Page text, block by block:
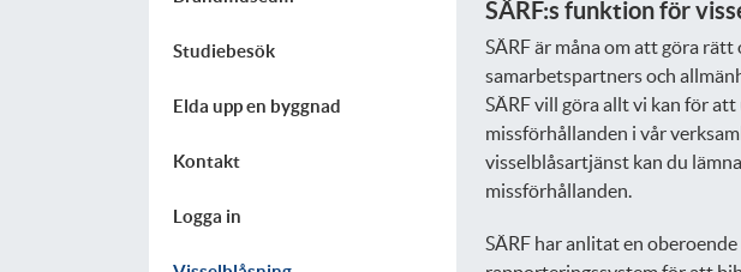
Studiebesök
Elda upp en byggnad
Kontakt
Logga in
SÄRF:s funktion för
SÄRF är måna om att göra
samarbetspartners och
SÄRF vill göra allt vi kan för
missförhållanden i vår
visselblåsartjänst kan du
missförhållanden.
SÄRF har anlitat en